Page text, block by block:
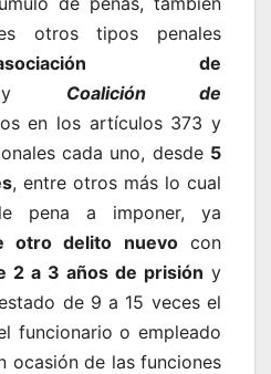
otros tipos penales
de
Coalición de
en los artículos 373 y
cada uno, desde 5
, entre otros más lo cual
pena a imponer, ya
otro delito nuevocon
2 a 3 años de prisión y
de 9 a 15 veces el
funcionario o empleado
ocasión de las funciones